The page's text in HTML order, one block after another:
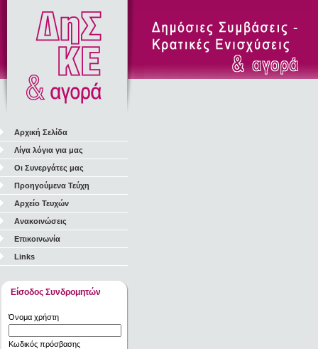
Αρχική Σελίδα
Λίγα λόγια για μας
Οι Συνεργάτες μας
Προηγούμενα Τεύχη
Αρχείο Τευχών
Ανακοινώσεις
Επικοινωνία
Links
Είσοδος Συνδρομητών
Όνομα χρήστη
Κωδικός πρόσβασης